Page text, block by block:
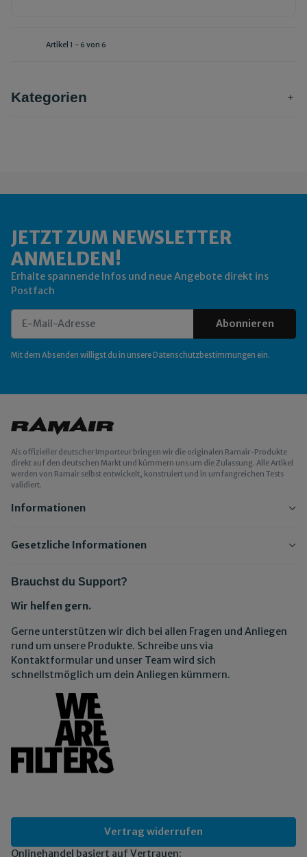
Artikel 1 - 6 von 6
Kategorien
JETZT ZUM NEWSLETTER
ANMELDEN!
Erhalte spannende Infos und neue Angebote direkt ins
Postfach
Abonnieren
Mit dem Absenden willigst du in unsere Datenschutzbestimmungen ein.
Als offizieller deutscher Importeur bringen wir die originalen Ramair-Produkte
direkt auf den deutschen Markt und kümmern uns um die Zulassung. Alle Artikel
werden von Ramair selbst entwickelt, konstruiert und in umfangreichen Tests
validiert.
Informationen
Gesetzliche Informationen
Brauchst du Support?
Wir helfen gern.
Gerne unterstützen wir dich bei allen Fragen und Anliegen
rund um unsere Produkte. Schreibe uns via
Kontaktformular und unser Team wird sich
schnellstmöglich um dein Anliegen kümmern.
Vertrag widerrufen
Onlinehandel basiert auf Vertrauen: